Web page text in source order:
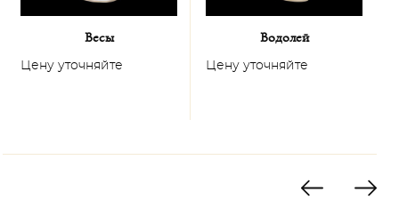
Весы
Цену уточняйте
Водолей
Цену уточняйте